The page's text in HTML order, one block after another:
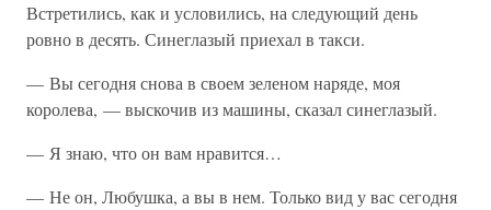
Встретились, как и условились, на следующий день
ровно в десять. Синеглазый приехал в такси.
— Вы сегодня снова в своем зеленом наряде, моя
королева, — выскочив из машины, сказал синеглазый.
— Я знаю, что он вам нравится…
— Не он, Любушка, а вы в нем. Только вид у вас сегодня